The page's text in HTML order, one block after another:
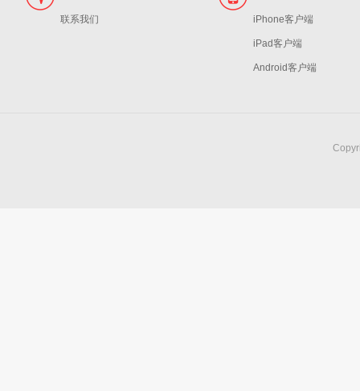
联系我们 iPhone客户端
iPad客户端
Android客户端